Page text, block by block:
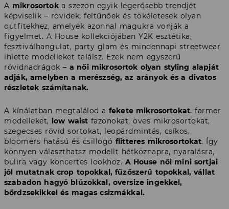
A mikrosortoka szezon egyik legerősebb trendjét
képviselik – rövidek, feltűnőek és tökéletesek olyan
outfitekhez, amelyek azonnal magukra vonják a
figyelmet. A House kollekciójában Y2K esztétika,
fesztiválhangulat, party glam és mindennapi streetwear
ihlette modelleket találsz. Ezek nem egyszerű
rövidnadrágok – a női mikrosortok olyan styling alapját
adják, amelyben a merészség, az arányok és a divatos
részletek számítanak.
A kínálatban megtalálod a fekete mikrosortokat, farmer
modelleket, low waist fazonokat, öves mikrosortokat,
szegecses rövid sortokat, leopárdmintás, csíkos,
bloomers hatású és csillogó flitteres mikrosortokat. Így
könnyen választhatsz modellt hétköznapra, nyaralásra,
bulira vagy koncertes lookhoz. A House női mini sortjai
jól mutatnak crop topokkal, fűzőszerű topokkal, vállat
szabadon hagyó blúzokkal, oversize ingekkel,
bőrdzsekikkel és magas csizmákkal.